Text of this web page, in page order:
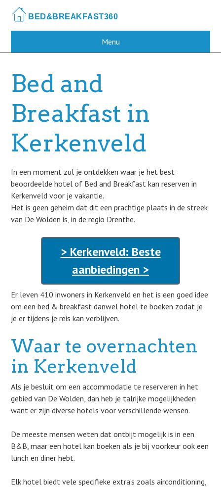
main
Menu
Bed and
Breakfast in
Kerkenveld
In een moment zul je ontdekken waar je het best
beoordeelde hotel of Bed and Breakfast kan reserven in
Kerkenveld voor je vakantie.
Het is geen geheim dat dit een prachtige plaats in de streek
van De Wolden is, in de regio Drenthe.
> Kerkenveld: Beste
aanbiedingen >
Er leven 410 inwoners in Kerkenveld en het is een goed idee
om een bed & breakfast danwel hotel te boeken zodat je
je er tijdens je reis kan verblijven.
Waar te overnachten
in Kerkenveld
Als je besluit om een accommodatie te reserveren in het
gebied van De Wolden, dan heb je talrijke mogelijkheden
want er zijn diverse hotels voor verschillende wensen.
De meeste mensen weten dat ontbijt mogelijk is in een
B&B, maar een hotel kan boeken als je bij voorkeur ook een
lunch en diner hebt.
Elk hotel biedt vele specifieke extra’s zoals airconditioning,